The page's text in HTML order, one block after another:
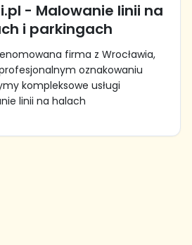
- Malowanie linii na
i parkingach
firma z Wrocławia,
oznakowaniu
kompleksowe usługi
linii na halach